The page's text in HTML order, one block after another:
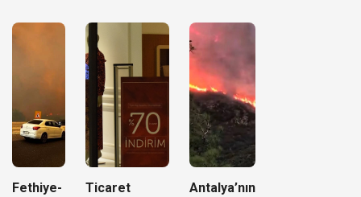
Fethiye-
Ticaret
Antalya’nın